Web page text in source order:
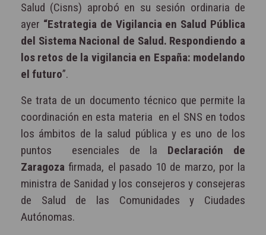
Salud (Cisns) aprobó en su sesión ordinaria de
ayer “Estrategia de Vigilancia en Salud Pública
del Sistema Nacional de Salud. Respondiendo a
los retos de la vigilancia en España: modelando
el futuro”.
Se trata de un documento técnico que permite la
coordinación en esta materia en el SNS en todos
los ámbitos de la salud pública y es uno de los
puntos
esenciales de la Declaración de
Zaragoza firmada, el pasado 10 de marzo, por la
ministra de Sanidad y los consejeros y consejeras
de Salud de las Comunidades y Ciudades
Autónomas.